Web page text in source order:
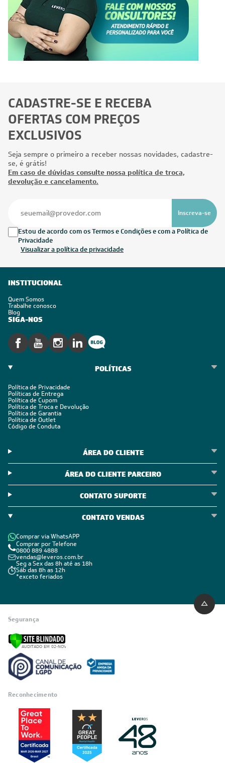
CADASTRE-SE E RECEBA
OFERTAS COM PREÇOS
EXCLUSIVOS
Seja sempre o primeiro a receber nossas novidades, cadastre-
se, é grátis!
Em caso de dúvidas consulte nossa política de troca,
devolução e cancelamento.
Inscreva-se
Estou de acordo com os Termos e Condições e com a Política de
Privacidade
Visualizar a política de privacidade
INSTITUCIONAL
Quem Somos
Trabalhe conosco
Blog
SIGA-NOS
POLÍTICAS
Política de Privacidade
Políticas de Entrega
Política de Cupom
Política de Troca e Devolução
Política de Garantia
Política de Outlet
Código de Conduta
ÁREA DO CLIENTE
ÁREA DO CLIENTE PARCEIRO
CONTATO SUPORTE
CONTATO VENDAS
Comprar via WhatsAPP
Comprar por Telefone
0800 889 4888
vendas@leveros.com.br
Seg a Sex das 8h até as 18h
Sáb das 8h as 12h
*exceto feriados
Segurança
Reconhecimento